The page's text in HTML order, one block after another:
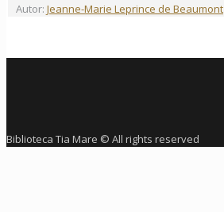
Autor: Jeanne-Marie Leprince de Beaumont
Biblioteca Tia Mare © All rights reserved